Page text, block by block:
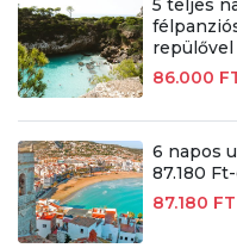
5 teljes
86.000
6 napos
87.180
87.180 FT